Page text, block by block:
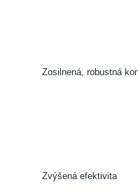
Zosilnená, robustná
Zvýšená efektivita